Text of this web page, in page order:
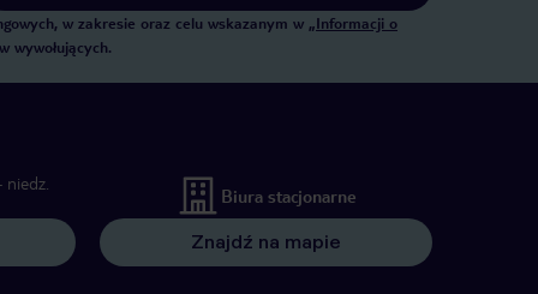
w zakresie oraz celu wskazanym w „Informacji o
wywołujących.
Biura stacjonarne
Znajdź na mapie